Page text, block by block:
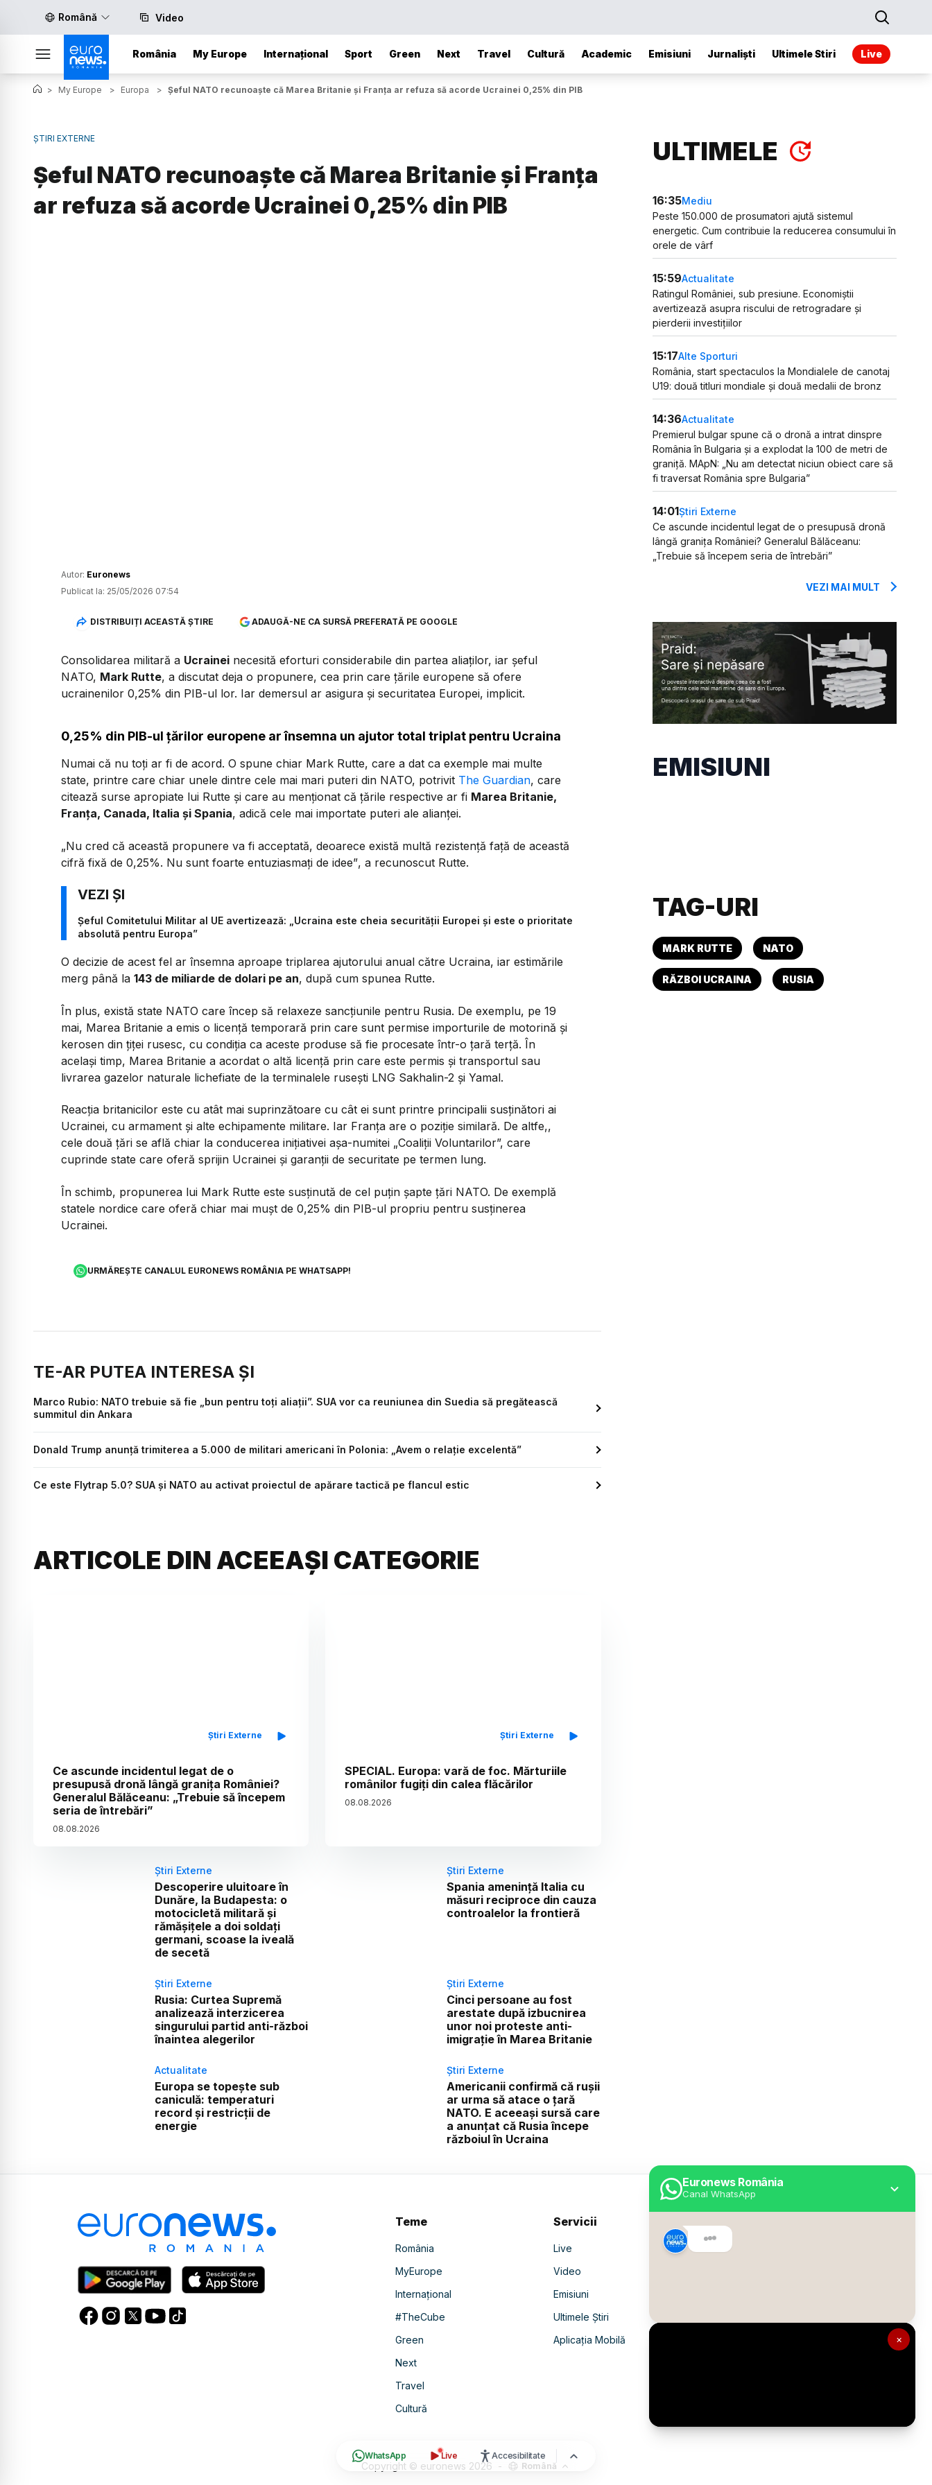
Română Video
România My Europe Internațional Sport Green Next Travel Cultură Academic Emisiuni Jurnaliști Ultimele Stiri Live
×
Euronews România
Canal WhatsApp
WhatsApp Live Accesibilitate
> My Europe > Europa > Șeful NATO recunoaște că Marea Britanie și Franța ar refuza să acorde Ucrainei 0,25% din PIB
ȘTIRI EXTERNE
Șeful NATO recunoaște că Marea Britanie și Franța
ar refuza să acorde Ucrainei 0,25% din PIB
Autor: Euronews
Publicat la: 25/05/2026 07:54
DISTRIBUIȚI ACEASTĂ ȘTIRE ADAUGĂ-NE CA SURSĂ PREFERATĂ PE GOOGLE
Consolidarea militară a Ucrainei necesită eforturi considerabile din partea aliaților, iar șeful
NATO, Mark Rutte, a discutat deja o propunere, cea prin care țările europene să ofere
ucrainenilor 0,25% din PIB-ul lor. Iar demersul ar asigura și securitatea Europei, implicit.
0,25% din PIB-ul țărilor europene ar însemna un ajutor total triplat pentru Ucraina
Numai că nu toți ar fi de acord. O spune chiar Mark Rutte, care a dat ca exemple mai multe
state, printre care chiar unele dintre cele mai mari puteri din NATO, potrivit The Guardian, care
citează surse apropiate lui Rutte și care au menționat că țările respective ar fi Marea Britanie,
Franța, Canada, Italia și Spania, adică cele mai importate puteri ale alianței.
„Nu cred că această propunere va fi acceptată, deoarece există multă rezistență față de această
cifră fixă ​​de 0,25%. Nu sunt foarte entuziasmați de idee”, a recunoscut Rutte.
Șeful Comitetului Militar al UE avertizează: „Ucraina este cheia securității Europei și este o prioritate
absolută pentru Europa”
O decizie de acest fel ar însemna aproape triplarea ajutorului anual către Ucraina, iar estimările
merg până la 143 de miliarde de dolari pe an, după cum spunea Rutte.
În plus, există state NATO care încep să relaxeze sancțiunile pentru Rusia. De exemplu, pe 19
mai, Marea Britanie a emis o licență temporară prin care sunt permise importurile de motorină și
kerosen din țiței rusesc, cu condiția ca aceste produse să fie procesate într-o țară terță. În
același timp, Marea Britanie a acordat o altă licență prin care este permis și transportul sau
livrarea gazelor naturale lichefiate de la terminalele rusești LNG Sakhalin-2 și Yamal.
Reacția britanicilor este cu atât mai suprinzătoare cu cât ei sunt printre principalii susținători ai
Ucrainei, cu armament și alte echipamente militare. Iar Franța are o poziție similară. De altfe,,
cele două țări se află chiar la conducerea inițiativei așa-numitei „Coaliții Voluntarilor”, care
cuprinde state care oferă sprijin Ucrainei și garanții de securitate pe termen lung.
În schimb, propunerea lui Mark Rutte este susținută de cel puțin șapte țări NATO. De exemplă
statele nordice care oferă chiar mai mușt de 0,25% din PIB-ul propriu pentru susținerea
Ucrainei.
URMĂREȘTE CANALUL EURONEWS ROMÂNIA PE WHATSAPP!
TE-AR PUTEA INTERESA ȘI
Marco Rubio: NATO trebuie să fie „bun pentru toți aliații”. SUA vor ca reuniunea din Suedia să pregătească
summitul din Ankara
Donald Trump anunță trimiterea a 5.000 de militari americani în Polonia: „Avem o relație excelentă”
Ce este Flytrap 5.0? SUA și NATO au activat proiectul de apărare tactică pe flancul estic
ARTICOLE DIN ACEEAȘI CATEGORIE
Știri Externe
Ce ascunde incidentul legat de o
presupusă dronă lângă granița României?
Generalul Bălăceanu: „Trebuie să începem
seria de întrebări”
08.08.2026
Știri Externe
SPECIAL. Europa: vară de foc. Mărturiile
românilor fugiți din calea flăcărilor
08.08.2026
Știri Externe
Descoperire uluitoare în
Dunăre, la Budapesta: o
motocicletă militară și
rămășițele a doi soldați
germani, scoase la iveală
de secetă
Știri Externe
Spania amenință Italia cu
măsuri reciproce din cauza
controalelor la frontieră
Știri Externe
Rusia: Curtea Supremă
analizează interzicerea
singurului partid anti-război
înaintea alegerilor
Știri Externe
Cinci persoane au fost
arestate după izbucnirea
unor noi proteste anti-
imigrație în Marea Britanie
Actualitate
Europa se topește sub
caniculă: temperaturi
record și restricții de
energie
Știri Externe
Americanii confirmă că rușii
ar urma să atace o țară
NATO. E aceeași sursă care
a anunțat că Rusia începe
războiul în Ucraina
ULTIMELE
16:35Mediu
Peste 150.000 de prosumatori ajută sistemul
energetic. Cum contribuie la reducerea consumului în
orele de vârf
15:59Actualitate
Ratingul României, sub presiune. Economiștii
avertizează asupra riscului de retrogradare și
pierderii investițiilor
15:17Alte Sporturi
România, start spectaculos la Mondialele de canotaj
U19: două titluri mondiale și două medalii de bronz
14:36Actualitate
Premierul bulgar spune că o dronă a intrat dinspre
România în Bulgaria și a explodat la 100 de metri de
graniță. MApN: „Nu am detectat niciun obiect care să
fi traversat România spre Bulgaria”
14:01Știri Externe
Ce ascunde incidentul legat de o presupusă dronă
lângă granița României? Generalul Bălăceanu:
„Trebuie să începem seria de întrebări”
VEZI MAI MULT
EMISIUNI
TAG-URI
MARK RUTTE NATO
RĂZBOI UCRAINA RUSIA
Teme
România
MyEurope
Internațional
#TheCube
Green
Next
Travel
Cultură
Servicii
Live
Video
Emisiuni
Ultimele Știri
Aplicația Mobilă
Despre Euronews
Copyright © euronews 2026 - Română